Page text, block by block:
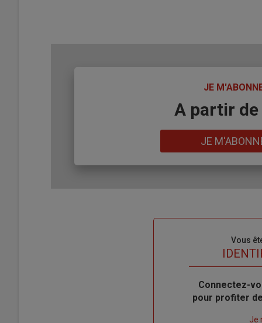
JE
A partir de
JE
Vous
Body
Connectez-
pour profiter
Je